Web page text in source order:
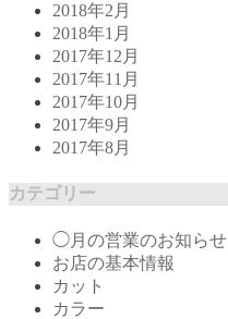
2018年2月
2018年1月
2017年12月
2017年11月
2017年10月
2017年9月
2017年8月
カテゴリー
◯月の営業のお知らせ
お店の基本情報
カット
カラー